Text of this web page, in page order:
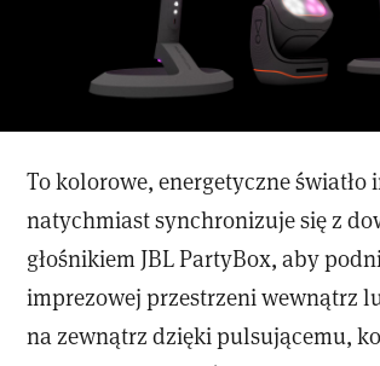
To kolorowe, energetyczne światło
natychmiast synchronizuje się z
głośnikiem JBL PartyBox, aby
imprezowej przestrzeni wewnątrz
na zewnątrz dzięki pulsującemu,